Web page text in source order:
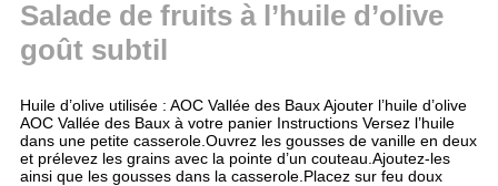
Salade de fruits à l’huile d’olive
goût subtil
Huile d’olive utilisée : AOC Vallée des Baux Ajouter l’huile d’olive
AOC Vallée des Baux à votre panier Instructions Versez l’huile
dans une petite casserole.Ouvrez les gousses de vanille en deux
et prélevez les grains avec la pointe d’un couteau.Ajoutez-les
ainsi que les gousses dans la casserole.Placez sur feu doux